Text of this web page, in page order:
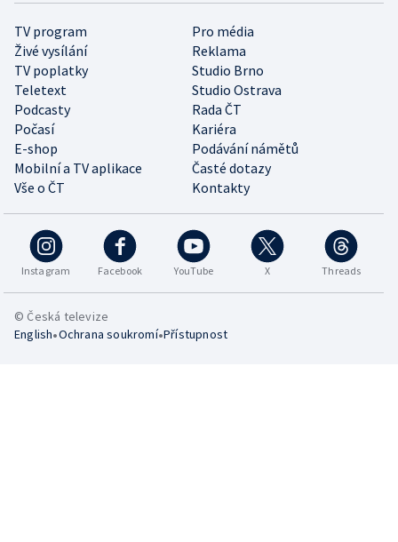
TV program
Pro média
Živé vysílání
Reklama
TV poplatky
Studio Brno
Teletext
Studio Ostrava
Podcasty
Rada ČT
Počasí
Kariéra
E-shop
Podávání námětů
Mobilní a TV aplikace
Časté dotazy
Vše o ČT
Kontakty
Instagram Facebook YouTube X Threads
© Česká televize
English•Ochrana soukromí•Přístupnost